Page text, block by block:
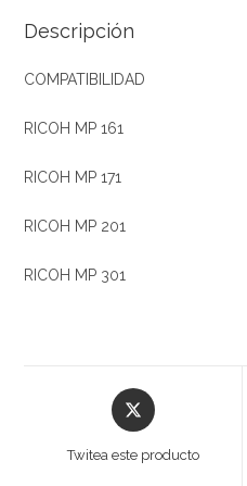
Descripción
COMPATIBILIDAD
RICOH MP 161
RICOH MP 171
RICOH MP 201
RICOH MP 301
Opens
in
new
Twitea este producto